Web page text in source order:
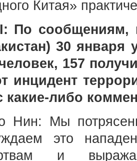
Китая»
По сообщениям,
30
157
инцидент
какие-либо
Нин: Мы
это
и